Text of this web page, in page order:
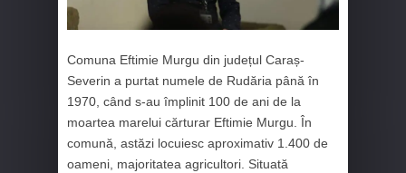
Comuna Eftimie Murgu din județul Caraș-
Severin a purtat numele de Rudăria până în
1970, când s-au împlinit 100 de ani de la
moartea marelui cărturar Eftimie Murgu. În
comună, astăzi locuiesc aproximativ 1.400 de
oameni, majoritatea agricultori. Situată